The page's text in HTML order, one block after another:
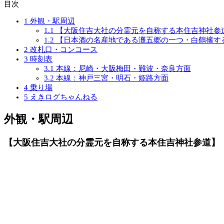
目次
1 外観・駅周辺
1.1
【大阪住吉大社の分霊元を自称する本住吉神社参
1.2 【日本酒の名産地である灘五郷の一つ・白鶴擁す
2 改札口・コンコース
3 時刻表
3.1 本線：尼崎・大阪梅田・難波・奈良方面
3.2 本線：神戸三宮・明石・姫路方面
4 乗り場
5 えきログちゃんねる
外観・駅周辺
【大阪住吉大社の分霊元を自称する本住吉神社参道】